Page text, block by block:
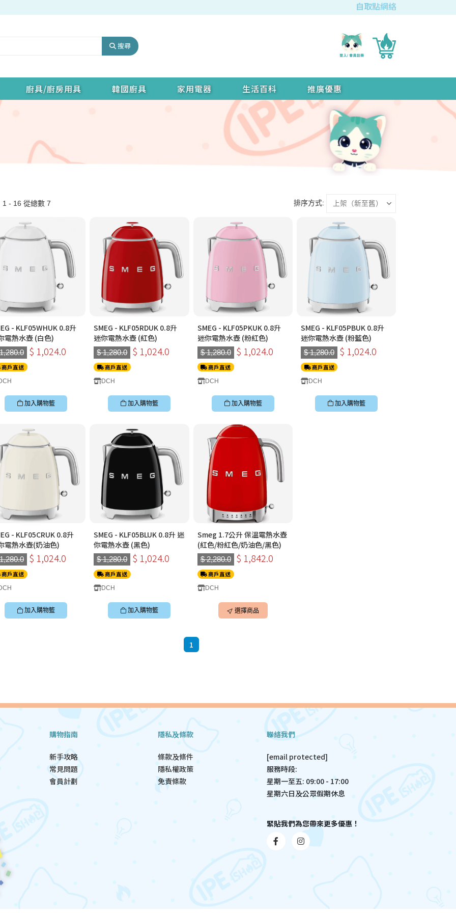
自取點網絡
搜尋
廚具/廚房用具 韓國廚具 家用電器 生活百科 推廣優惠
1 - 16 從總數 7 排序方式:
- KLF05WHUK 0.8升
電熱水壺 (白色)
$ 1,024.0
商戶直送
加入購物籃
SMEG - KLF05RDUK 0.8升
迷你電熱水壺 (紅色)
$ 1,280.0 $ 1,024.0
商戶直送
DCH
加入購物籃
SMEG - KLF05PKUK 0.8升
迷你電熱水壺 (粉紅色)
$ 1,280.0 $ 1,024.0
商戶直送
DCH
加入購物籃
SMEG - KLF05PBUK 0.8升
迷你電熱水壺 (粉藍色)
$ 1,280.0 $ 1,024.0
商戶直送
DCH
加入購物籃
0.8升
電熱水壺(奶油色)
$ 1,024.0
商戶直送
加入購物籃
SMEG - KLF05BLUK 0.8升 迷
你電熱水壺 (黑色)
$ 1,280.0 $ 1,024.0
商戶直送
DCH
加入購物籃
Smeg 1.7公升 保溫電熱水壺
(紅色/粉紅色/奶油色/黑色)
$ 2,280.0 $ 1,842.0
商戶直送
DCH
選擇商品
1
購物指南
新手攻略
常見問題
會員計劃
隱私及條款
條款及條件
隱私權政策
免責條款
聯絡我們
[email protected]
服務時段:
星期一至五: 09:00 - 17:00
星期六日及公眾假期休息
緊貼我們為您帶來更多優惠！